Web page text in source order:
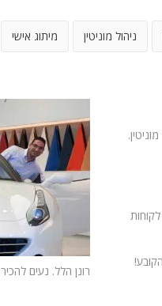
ניהול מוניטין מיתוג אישי
רונן הלל. נעים להכיר